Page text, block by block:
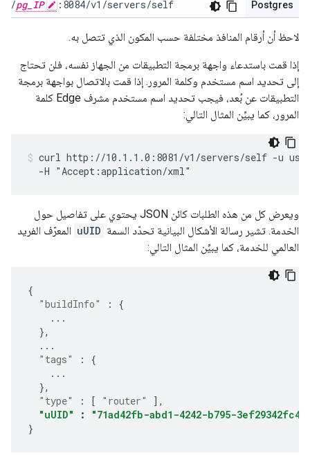
Postgres
pg_IP :8084/v1/servers/self
لاحظ أن أرقام المنافذ مختلفة حسب المكون الذي تتصل به.
إذا قمت باستدعاء واجهة برمجة التطبيقات من الجهاز نفسه، فلن تحتاج
إلى تحديد اسم مستخدم وكلمة المرور. إذا قمت بالاتصال بواجهة برمجة
التطبيقات عن بُعد، فيجب تحديد اسم مستخدم مشرف Edge كلمة
المرور، كما يبيِّن المثال التالي:
curl http://10.1.1.0:8081/v1/servers/self -u
  -H "Accept:application/xml"
ويعرض كل من هذه الطلبات كائن JSON يحتوي على تفاصيل حول
الخدمة. تشير رسالة الأشكال البيانية تحدّد السمة uUID المعرّف الفريد
العالمي للخدمة، كما يبيِّن المثال التالي:
{
"buildInfo"
:
{
...
},
...
"tags"
:
{
...
},
"type"
: [ "router"
],
"uUID"
:
"71ad42fb-abd1-4242-b795-
}